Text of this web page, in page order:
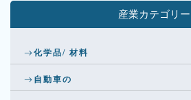
産業カテゴリー
化学品/ 材料
自動車の